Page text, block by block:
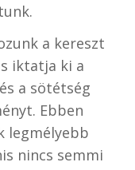
a kereszt
iktatja ki a
a sötétség
Ebben
legmélyebb
nincs semmi